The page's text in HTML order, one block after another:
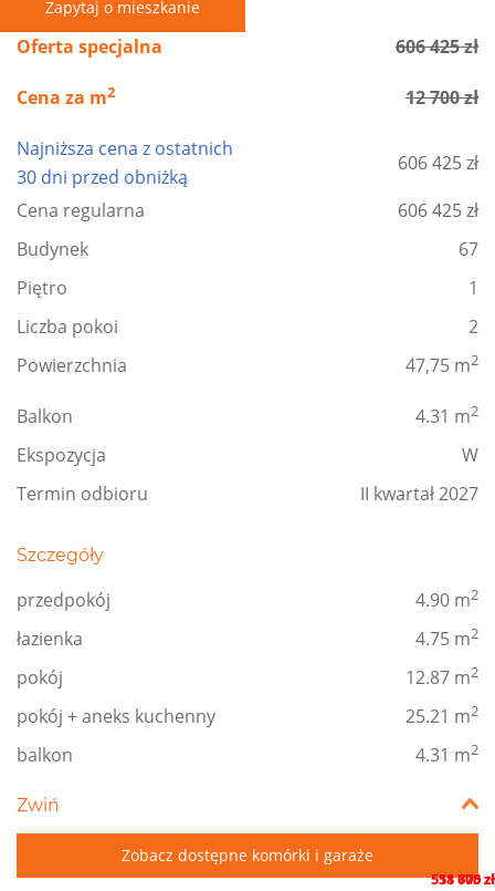
Oferta specjalna 606 425 zł
558 675 zł
Cena za m2 12 700 zł
11 700 zł
Najniższa cena z ostatnich
30 dni przed obniżką
606 425 zł
Cena regularna
606 425 zł
Budynek
67
Piętro
1
Liczba pokoi
2
Powierzchnia
47,75 m2
Balkon 4.31 m2
Ekspozycja
W
Termin odbioru
II kwartał 2027
Szczegóły
przedpokój 4.90 m2
łazienka 4.75 m2
pokój 12.87 m2
pokój + aneks kuchenny 25.21 m2
balkon 4.31 m2
Zwiń
Zobacz dostępne komórki i garaże
Zapytaj o mieszkanie